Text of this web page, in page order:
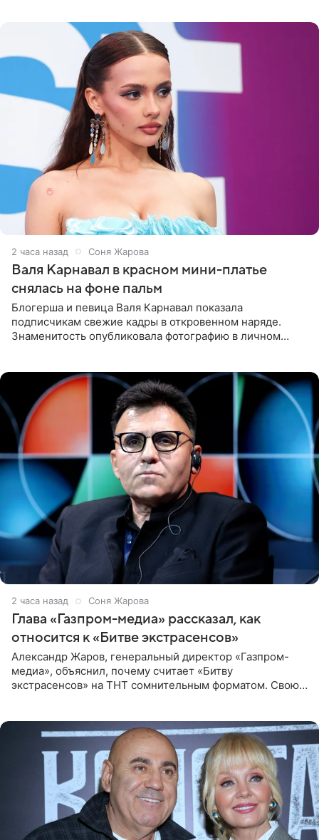
2 часа назад Соня Жарова
Валя Карнавал в красном мини-платье
снялась на фоне пальм
Блогерша и певица Валя Карнавал показала
подписчикам свежие кадры в откровенном наряде.
Знаменитость опубликовала фотографию в личном
2 часа назад Соня Жарова
Глава «Газпром-медиа» рассказал, как
относится к «Битве экстрасенсов»
Александр Жаров, генеральный директор «Газпром-
медиа», объяснил, почему считает «Битву
экстрасенсов» на ТНТ сомнительным форматом. Свою